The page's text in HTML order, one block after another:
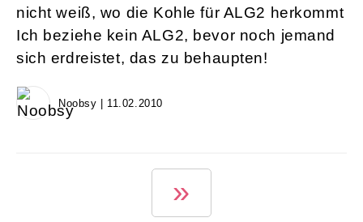
nicht weiß, wo die Kohle für ALG2 herkommt
Ich beziehe kein ALG2, bevor noch jemand
sich erdreistet, das zu behaupten!
Noobsy | 11.02.2010
1 von 4
»